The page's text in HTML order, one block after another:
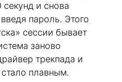
и снова
пароль. Этого
сессии бывает
заново
трекпада и
плавным.